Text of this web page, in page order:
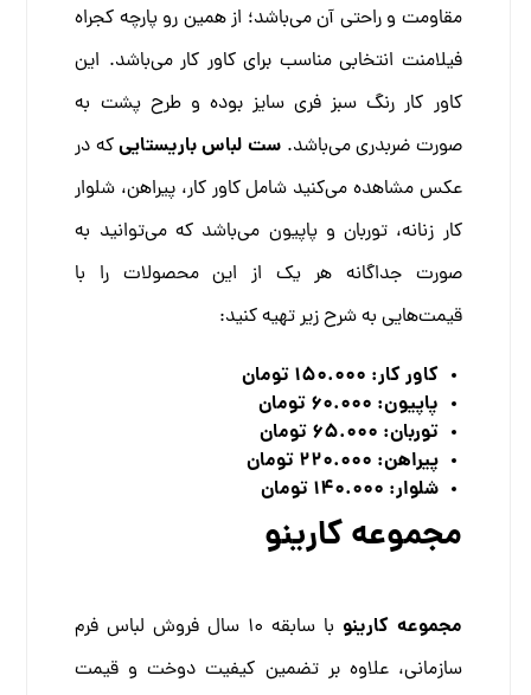
مقاومت و راحتی آن می‌باشد؛ از همین رو پارچه کجراه
فیلامنت انتخابی مناسب برای کاور کار می‌باشد. این
کاور‌ کار رنگ سبز فری سایز بوده و طرح پشت به
صورت ضربدری می‌باشد. ست لباس باریستاییکه در
عکس مشاهده می‌کنید شامل کاور کار، پیراهن، شلوار
کار زنانه، توربان و پاپیون می‌باشد که می‌توانید به
صورت جداگانه هر یک از این محصولات را با
قیمت‌هایی به شرح زیر تهیه کنید:
کاور کار: 150.000 تومان
پاپیون: 60.000 تومان
توربان: 65.000 تومان
پیراهن: 220.000 تومان
شلوار: 140.000 تومان
مجموعه کارینو
مجموعه کارینو
با سابقه 10 سال فروش لباس فرم
سازمانی، علاوه بر تضمین کیفیت دوخت و قیمت